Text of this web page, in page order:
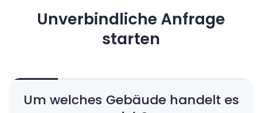
Unverbindliche Anfrage
starten